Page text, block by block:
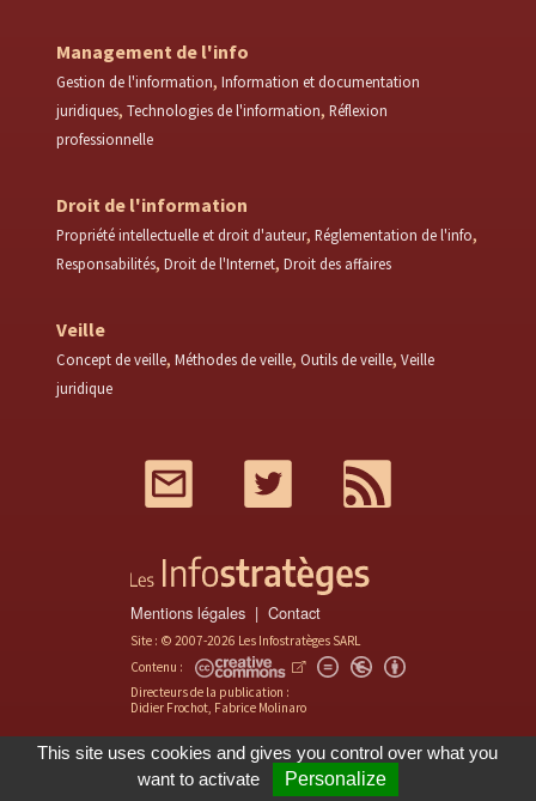
Management de l'info
Gestion de l'information Information et documentation
juridiques Technologies de l'information Réflexion
professionnelle
Droit de l'information
Propriété intellectuelle et droit d'auteur Réglementation de l'info
Responsabilités Droit de l'Internet Droit des affaires
Veille
Concept de veille Méthodes de veille Outils de veille Veille
juridique
Twitter
Mentions légales Contact
Site : © 2007-2026 Les Infostratèges SARL
Contenu :
Directeurs de la publication :
Didier Frochot, Fabrice Molinaro
This site uses cookies and gives you control over what you
want to activate
Personalize